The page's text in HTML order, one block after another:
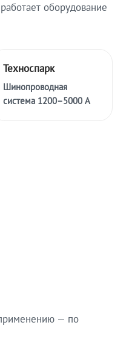
оборудование
Техноспарк
Шинопроводная
система 1200–5000 А
— по